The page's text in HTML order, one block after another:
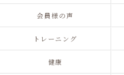
会員様の声
トレーニング
健康